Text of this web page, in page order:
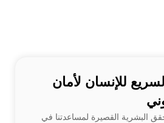
للإنسان لأمان
البشرية القصيرة لمساعدتنا في